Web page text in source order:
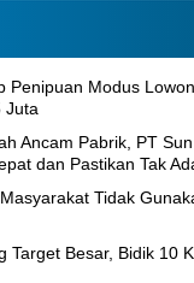
Penipuan Modus
Juta
Ancam Pabrik, PT
dan Pastikan Tak
Tidak
Target Besar, Bidik 10